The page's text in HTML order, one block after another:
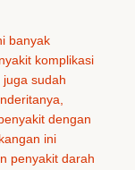
banyak
komplikasi
sudah
dengan
ini
penyakit darah